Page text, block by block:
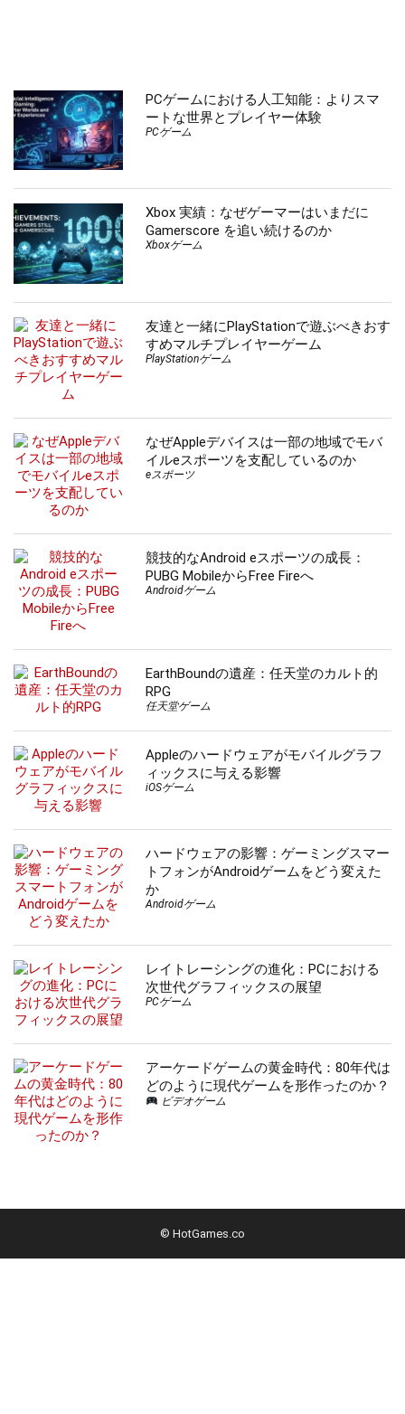
PCゲームにおける人工知能：よりスマ
ートな世界とプレイヤー体験
PCゲーム
Xbox 実績：なぜゲーマーはいまだに
Gamerscore を追い続けるのか
Xboxゲーム
友達と一緒にPlayStationで遊ぶべきおす
すめマルチプレイヤーゲーム
PlayStationゲーム
なぜAppleデバイスは一部の地域でモバ
イルeスポーツを支配しているのか
eスポーツ
競技的なAndroid eスポーツの成長：
PUBG MobileからFree Fireへ
Androidゲーム
EarthBoundの遺産：任天堂のカルト的
RPG
任天堂ゲーム
Appleのハードウェアがモバイルグラフ
ィックスに与える影響
iOSゲーム
ハードウェアの影響：ゲーミングスマー
トフォンがAndroidゲームをどう変えた
か
Androidゲーム
レイトレーシングの進化：PCにおける
次世代グラフィックスの展望
PCゲーム
アーケードゲームの黄金時代：80年代は
どのように現代ゲームを形作ったのか？
ビデオゲーム
© HotGames.co